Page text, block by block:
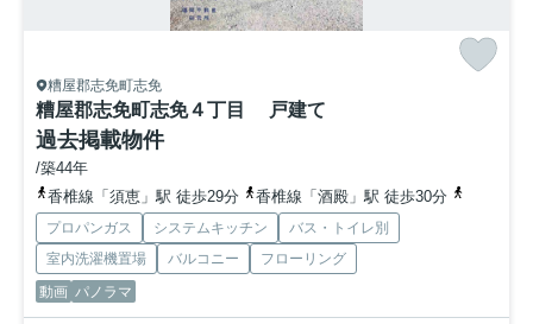
糟屋郡志免町志免
糟屋郡志免町志免４丁目 戸建て
過去掲載物件
/築44年
香椎線「須恵」駅 徒歩29分
香椎線「酒殿」駅 徒歩30分
プロパンガス システムキッチン
バス・トイレ別
室内洗濯機置場
バルコニー
フローリング
動画 パノラマ